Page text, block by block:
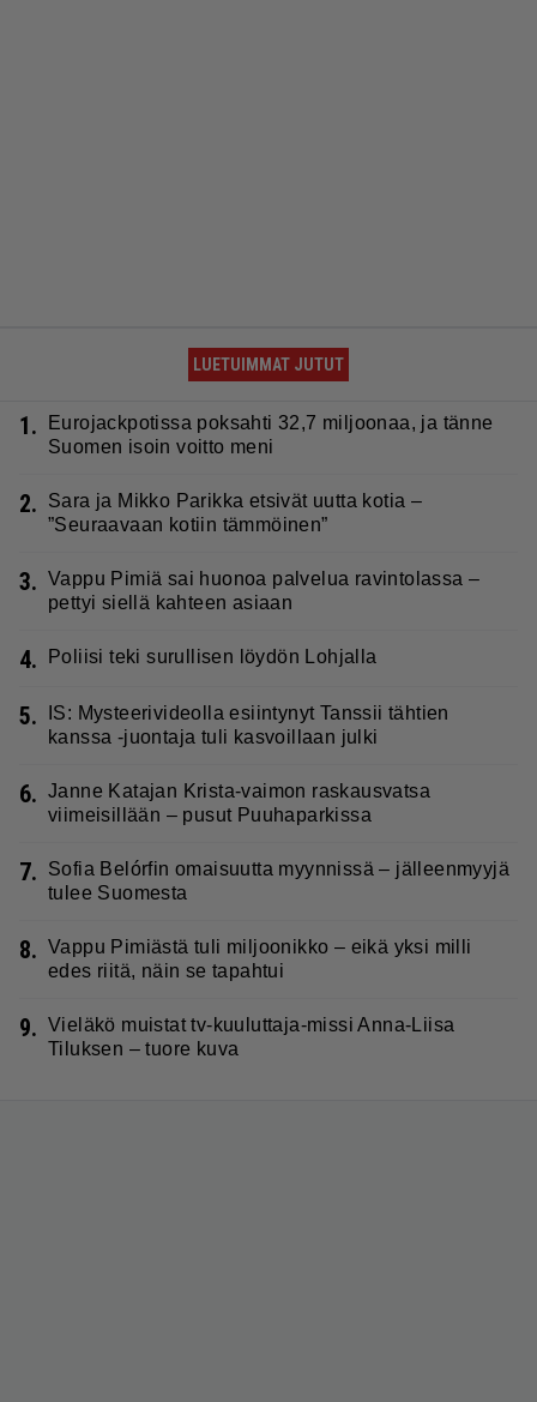
LUETUIMMAT JUTUT
1.
Eurojackpotissa poksahti 32,7 miljoonaa, ja tänne
Suomen isoin voitto meni
2.
Sara ja Mikko Parikka etsivät uutta kotia –
”Seuraavaan kotiin tämmöinen”
3. Vappu Pimiä sai huonoa palvelua ravintolassa –
pettyi siellä kahteen asiaan
4. Poliisi teki surullisen löydön Lohjalla
5.
IS: Mysteerivideolla esiintynyt Tanssii tähtien
kanssa -juontaja tuli kasvoillaan julki
6. Janne Katajan Krista-vaimon raskausvatsa
viimeisillään – pusut Puuhaparkissa
7.
Sofia Belórfin omaisuutta myynnissä – jälleenmyyjä
tulee Suomesta
8. Vappu Pimiästä tuli miljoonikko – eikä yksi milli
edes riitä, näin se tapahtui
9. Vieläkö muistat tv-kuuluttaja-missi Anna-Liisa
Tiluksen – tuore kuva